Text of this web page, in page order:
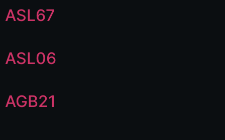
ASL67
ASL06
AGB21